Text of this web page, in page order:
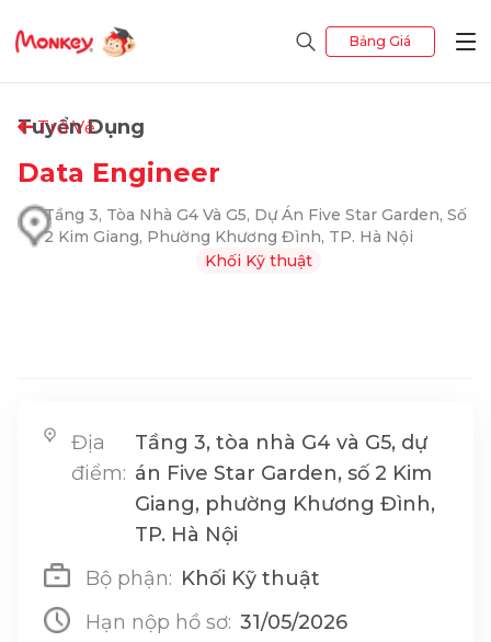
Bảng Giá
Trở Về
Tuyển Dụng
Data Engineer
Tầng 3, Tòa Nhà G4 Và G5, Dự Án Five Star Garden, Số
2 Kim Giang, Phường Khương Đình, TP. Hà Nội
Khối Kỹ thuật
Địa
điểm:
Tầng 3, tòa nhà G4 và G5, dự
án Five Star Garden, số 2 Kim
Giang, phường Khương Đình,
TP. Hà Nội
Bộ phận: Khối Kỹ thuật
Hạn nộp hồ sơ: 31/05/2026